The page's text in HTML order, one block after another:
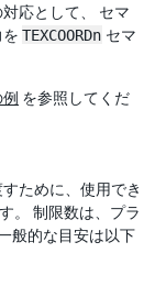
応として、 セマ
TEXCOORDn セマ
を参照してくだ
ために、使用でき
。 制限数は、プラ
般的な目安は以下